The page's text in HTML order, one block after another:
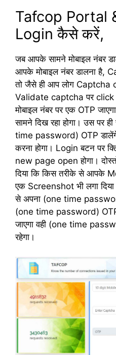
Tafcop Portal
Login कैसे करें,
जब आपके सामने मोबाइल नंबर
आपके मोबाइल नंबर डालना है,
तो जैसे ही आप लोग Captcha
Validate captcha पर click
मोबाइल नंबर पर एक OTP
सामने दिख रहा होगा। उस पर
time password) OTP
करना होगा। Login बटन पर
new page open होगा।
दिया कि किस तरीके से आपके
एक Screenshot भी लगा
से अपना (one time
(one time password)
जाएगा वही (one time
रहेगा।